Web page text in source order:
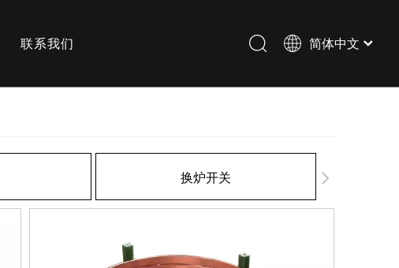
联系我们 简体中文
换炉开关